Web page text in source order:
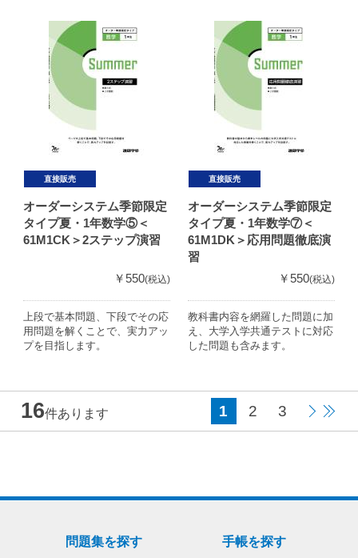
直接販売
オーダーシステム季節限定
タイプ夏・1年数学⑤＜
61M1CK＞2ステップ演習
￥550(税込)
上段で基本問題、下段でその応
用問題を解くことで、実力アッ
プを目指します。
直接販売
オーダーシステム季節限定
タイプ夏・1年数学⑦＜
61M1DK＞応用問題徹底演
習
￥550(税込)
教科書内容を網羅した問題に加
え、大学入学共通テストに対応
した問題も含みます。
16件あります 1 2 3
問題集を探す 手帳を探す